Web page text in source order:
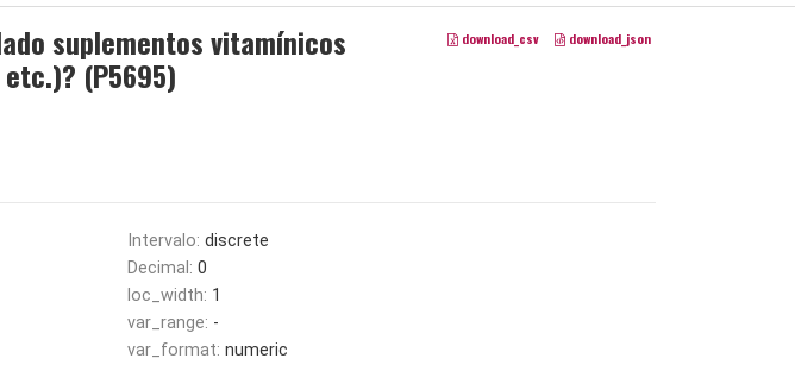
download_csv download_json
suplementos vitamínicos
(P5695)
Intervalo: discrete
Decimal: 0
loc_width: 1
var_range: -
var_format: numeric